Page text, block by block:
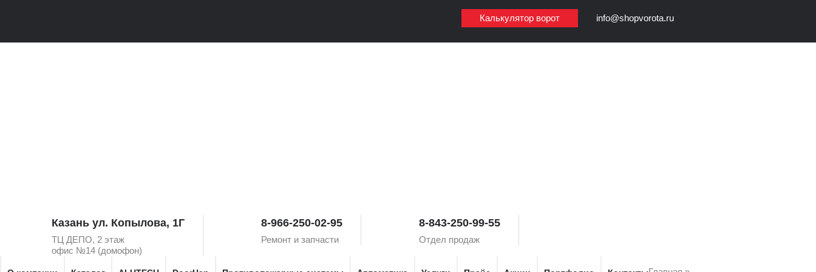
Калькулятор ворот info@shopvorota.ru
Казань ул. Копылова, 1Г
ТЦ ДЕПО, 2 этаж
офис №14 (домофон)
8-966-250-02-95
Ремонт и запчасти
8-843-250-99-55
Отдел продаж